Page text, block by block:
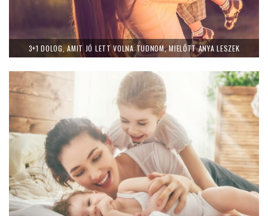
3+1 DOLOG, AMIT JÓ LETT VOLNA TUDNOM, MIELŐTT ANYA LESZEK